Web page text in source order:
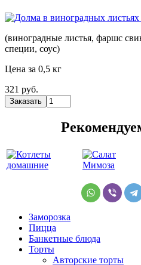
(виноградные листья, фаршс
специи, соус)
Цена за 0,5 кг
321 руб.
Заморозка
Пицца
Банкетные блюда
Торты
Авторские торты